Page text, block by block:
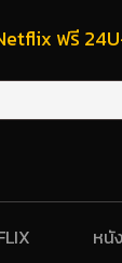
ฟรี
หนั